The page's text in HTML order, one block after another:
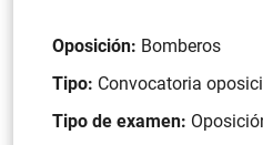
Oposición: Bomberos
Tipo: Convocatoria
Tipo de examen: